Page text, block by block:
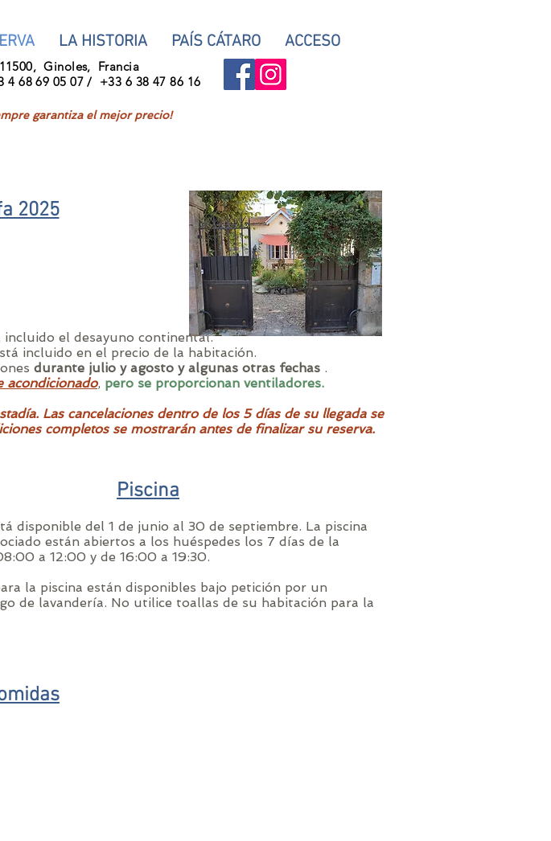
LA HISTORIA PAÍS CÁTARO ACCESO
11500, Ginoles, Francia
4 68 69 05 07 / +33 6 38 47 86 16
garantiza el mejor precio!
2025
el desayuno continental.
incluido en el precio de la habitación.
durante julio y agosto y algunas otras fechas .
acondicionado, pero se proporcionan ventiladores.
Las cancelaciones dentro de los 5 días de su llegada se
completos se mostrarán antes de finalizar su reserva.
Piscina
disponible del 1 de junio al 30 de septiembre. La piscina
están abiertos a los huéspedes los 7 días de la
a 12:00 y de 16:00 a 19:30.
la piscina están disponibles bajo petición por un
de lavandería. No utilice toallas de su habitación para la